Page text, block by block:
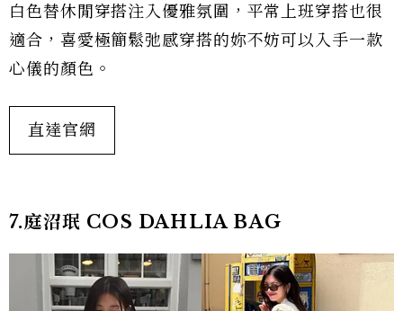
白色替休閒穿搭注入優雅氛圍，平常上班穿搭也很
適合，喜愛極簡鬆弛感穿搭的妳不妨可以入手一款
心儀的顏色。
直達官網
7.庭沼珉 COS DAHLIA BAG